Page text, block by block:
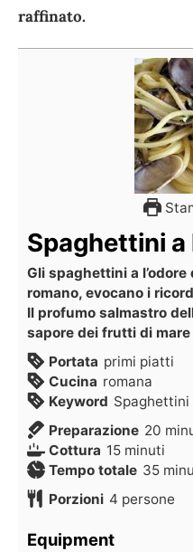
raffinato.
Spaghettini a
Gli spaghettini a
romano, evocano i
Il profumo salmastro
sapore dei frutti di
Portata primi piatti
Cucina romana
Keyword Spaghettini
Preparazione 20
Cottura 15 minuti
Tempo totale 35
Porzioni 4 persone
Equipment